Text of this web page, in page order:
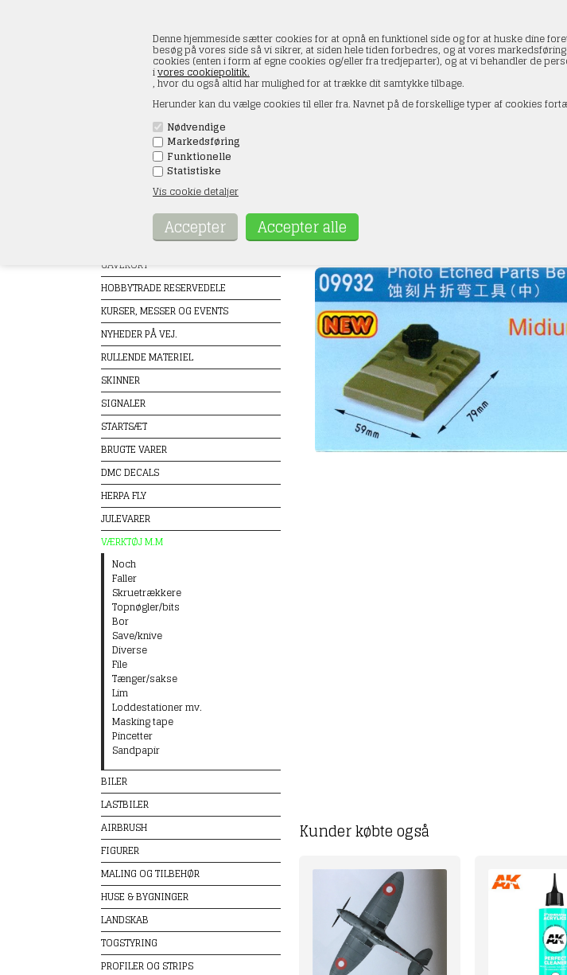
Denne hjemmeside sætter cookies for at opnå en funktionel side og for at huske dine
besøg på vores side så vi sikrer, at siden hele tiden forbedres, og at vores
cookies (enten i form af egne cookies og/eller fra tredjeparter), og at vi behandler de
ivores cookiepolitik.
, hvor du også altid har mulighed for at trække dit samtykke tilbage.
Herunder kan du vælge cookies til eller fra. Navnet på de forskellige typer af cookies
Nødvendige
Markedsføring
Funktionelle
Statistiske
Vis cookie detaljer
ÅBNINGSTIDER
Produkter
GAVEKORT
HOBBYTRADE RESERVEDELE
KURSER, MESSER OG EVENTS
NYHEDER PÅ VEJ.
RULLENDE MATERIEL
SKINNER
SIGNALER
STARTSÆT
BRUGTE VARER
DMC DECALS
HERPA FLY
JULEVARER
VÆRKTØJ M.M
Noch
Faller
Skruetrækkere
Topnøgler/bits
Bor
Save/knive
Diverse
File
Tænger/sakse
Lim
Loddestationer mv.
Masking tape
Pincetter
Sandpapir
BILER
LASTBILER
AIRBRUSH
FIGURER
MALING OG TILBEHØR
HUSE & BYGNINGER
LANDSKAB
TOGSTYRING
PROFILER OG STRIPS
Forside»
Kunder købte også